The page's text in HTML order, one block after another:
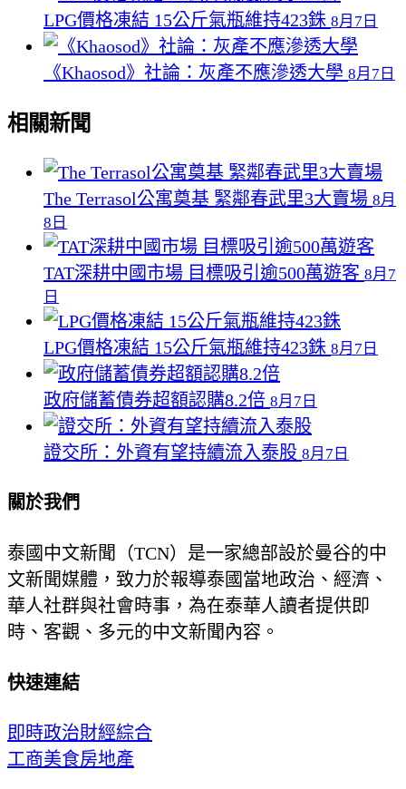
LPG價格凍結 15公斤氣瓶維持423銖 8月7日
《Khaosod》社論：灰產不應滲透大學 8月7日
相關新聞
The Terrasol公寓奠基 緊鄰春武里3大賣場 8月
8日
TAT深耕中國市場 目標吸引逾500萬遊客 8月7
日
LPG價格凍結 15公斤氣瓶維持423銖 8月7日
政府儲蓄債券超額認購8.2倍 8月7日
證交所：外資有望持續流入泰股 8月7日
關於我們
泰國中文新聞（TCN）是一家總部設於曼谷的中
文新聞媒體，致力於報導泰國當地政治、經濟、
華人社群與社會時事，為在泰華人讀者提供即
時、客觀、多元的中文新聞內容。
快速連結
即時政治財經綜合
工商美食房地產